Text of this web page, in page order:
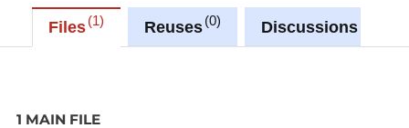
Files 1 Reuses 0 Discussions
1 MAIN FILE